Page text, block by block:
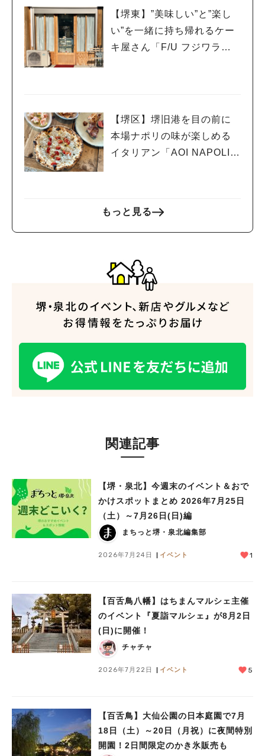
サルト）」
【堺東】”美味しい”と”楽し
い”を一緒に持ち帰れるケー
キ屋さん「F/U フジワラ製
【堺区】堺旧港を目の前に
本場ナポリの味が楽しめる
イタリアン「AOI NAPOLI U
もっと見る
関連記事
【堺・泉北】今週末のイベント＆おで
かけスポットまとめ 2026年7月25日
（土）～7月26日(日)編
まちっと堺・泉北編集部
2026年7月24日 イベント 1
【百舌鳥八幡】はちまんマルシェ主催
のイベント『夏詣マルシェ』が8月2日
(日)に開催！
チャチャ
2026年7月22日 イベント 5
【百舌鳥】大仙公園の日本庭園で7月
18日（土）～20日（月祝）に夜間特別
開園！2日間限定のかき氷販売も
人気のキーワード
#泉ヶ丘駅#栂・美木多駅#光明池駅#なかもず駅#深井駅#ランチ#カフェ